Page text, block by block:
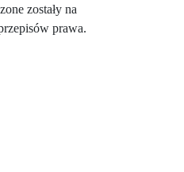
zostały na
prawa.